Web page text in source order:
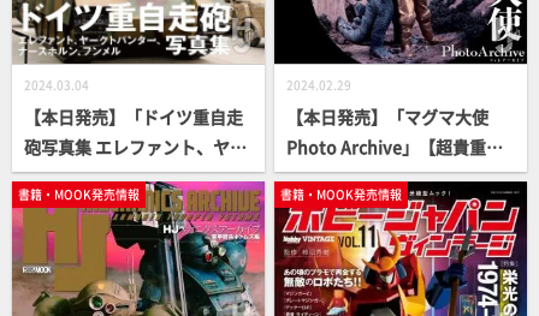
2024.03.04
【本日発売】「ドイツ重自走
砲写真集 エレファント、ヤー
クトパンター、ナースホル
ン、フンメル」【HJ MILITAR
Y PHOTO ALBUM】
2024.02.29
【本日発売】「マグマ大使
Photo Archive」【超貴重写
真資料集】
書籍・MOOK発売情報 書籍・MOOK発売情報